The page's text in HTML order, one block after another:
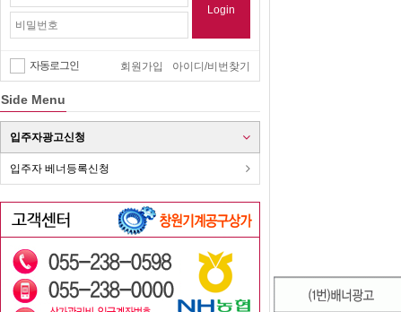
Login
자동로그인 아이디/비번찾기
회원가입
Side Menu
입주자광고신청
입주자 베너등록신청